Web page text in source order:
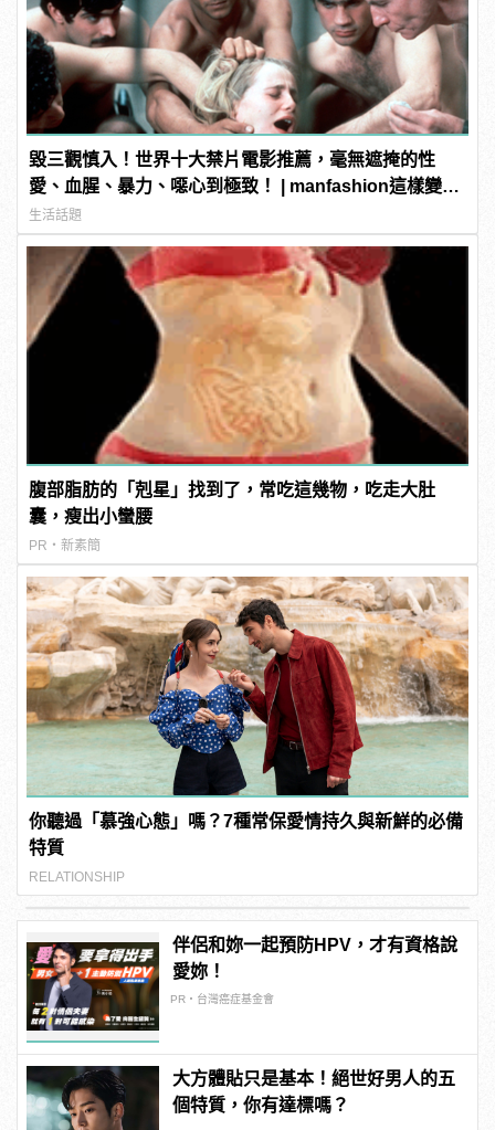
毀三觀慎入！世界十大禁片電影推薦，毫無遮掩的性
愛、血腥、暴力、噁心到極致！ | manfashion這樣變型
男
生活話題
腹部脂肪的「剋星」找到了，常吃這幾物，吃走大肚
囊，瘦出小蠻腰
PR・新素簡
你聽過「慕強心態」嗎？7種常保愛情持久與新鮮的必備
特質
RELATIONSHIP
伴侶和妳一起預防HPV，才有資格說
愛妳！
PR・台灣癌症基金會
大方體貼只是基本！絕世好男人的五
個特質，你有達標嗎？